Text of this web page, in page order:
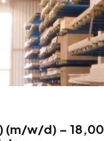
(m/w/d) – 18,00